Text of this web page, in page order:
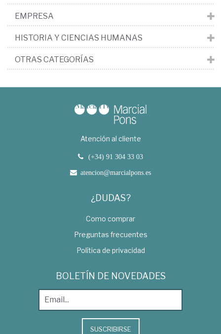
EMPRESA
HISTORIA Y CIENCIAS HUMANAS
OTRAS CATEGORÍAS
Atención al cliente
(+34) 91 304 33 03
atencion@marcialpons.es
¿DUDAS?
Como comprar
Preguntas frecuentes
Política de privacidad
BOLETÍN DE NOVEDADES
SUSCRIBIRSE